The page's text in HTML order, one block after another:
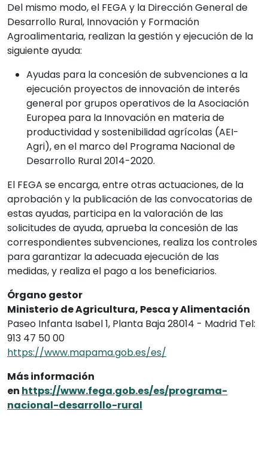
Del mismo modo, el FEGA y la Dirección General de
Desarrollo Rural, Innovación y Formación
Agroalimentaria, realizan la gestión y ejecución de la
siguiente ayuda:
Ayudas para la concesión de subvenciones a la
ejecución proyectos de innovación de interés
general por grupos operativos de la Asociación
Europea para la Innovación en materia de
productividad y sostenibilidad agrícolas (AEI-
Agri), en el marco del Programa Nacional de
Desarrollo Rural 2014-2020.
El FEGA se encarga, entre otras actuaciones, de la
aprobación y la publicación de las convocatorias de
estas ayudas, participa en la valoración de las
solicitudes de ayuda, aprueba la concesión de las
correspondientes subvenciones, realiza los controles
para garantizar la adecuada ejecución de las
medidas, y realiza el pago a los beneficiarios.
Órgano gestor
Ministerio de Agricultura, Pesca y Alimentación
Paseo Infanta Isabel 1, Planta Baja 28014 - Madrid Tel:
913 47 50 00
https://www.mapama.gob.es/es/
Más información
en https://www.fega.gob.es/es/programa-
nacional-desarrollo-rural